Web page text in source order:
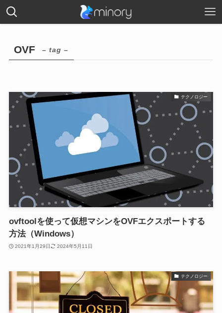
OVF – tag –
テクノロジー
ovftoolを使って仮想マシンをOVFエクスポートする
方法（Windows）
2021年1月29日 2024年5月11日
テクノロジー